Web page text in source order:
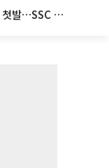
티웨이항공, 새 이름 '트리니티항공' 첫발…SSC 전략 본격화